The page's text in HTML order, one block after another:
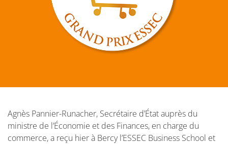
Agnès Pannier-Runacher, Secrétaire d’État auprès du
ministre de l’Économie et des Finances, en charge du
commerce, a reçu hier à Bercy l’ESSEC Business School et